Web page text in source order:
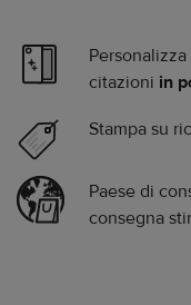
citazioni in
Stampa su
Paese di
consegna